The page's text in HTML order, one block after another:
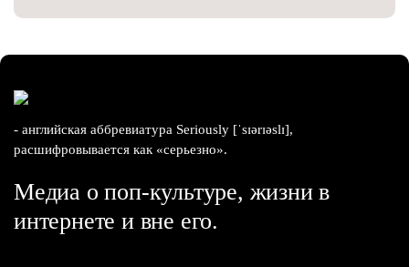
- английская аббревиатура Seriously [ˈsɪərɪəslɪ],
расшифровывается как «серьезно».
Медиа о поп-культуре, жизни в
интернете и вне его.